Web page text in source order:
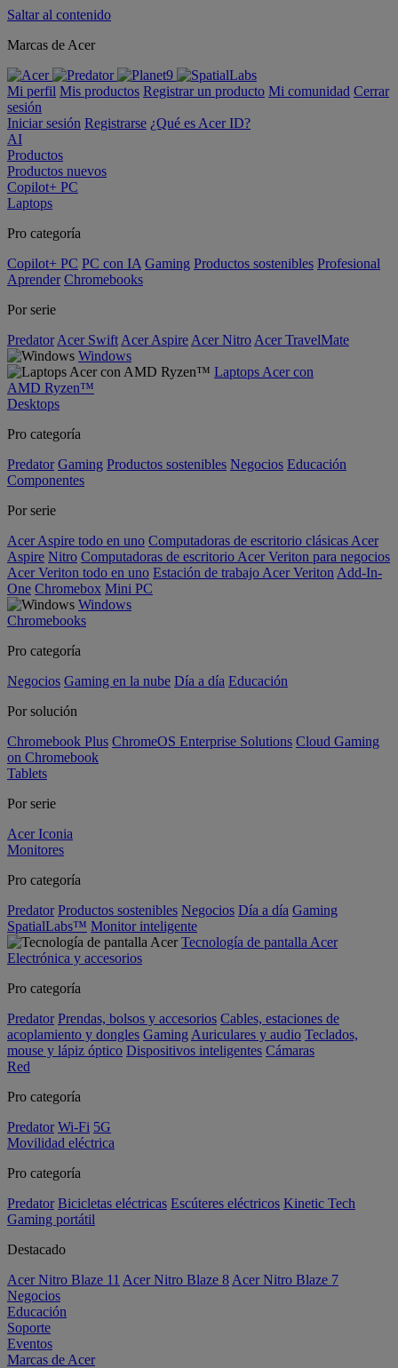
Saltar al contenido
Marcas de Acer
Mi perfil Mis productos Registrar un producto Mi comunidad Cerrar
sesión
Iniciar sesión Registrarse ¿Qué es Acer ID?
AI
Productos
Productos nuevos
Copilot+ PC
Laptops
Pro categoría
Copilot+ PC PC con IA Gaming Productos sostenibles Profesional
Aprender Chromebooks
Por serie
Predator Acer Swift Acer Aspire Acer Nitro Acer TravelMate
Windows
Laptops Acer con
AMD Ryzen™
Desktops
Pro categoría
Predator Gaming Productos sostenibles Negocios Educación
Componentes
Por serie
Acer Aspire todo en uno Computadoras de escritorio clásicas Acer
Aspire Nitro Computadoras de escritorio Acer Veriton para negocios
Acer Veriton todo en uno Estación de trabajo Acer Veriton Add-In-
One Chromebox Mini PC
Windows
Chromebooks
Pro categoría
Negocios Gaming en la nube Día a día Educación
Por solución
Chromebook Plus ChromeOS Enterprise Solutions Cloud Gaming
on Chromebook
Tablets
Por serie
Acer Iconia
Monitores
Pro categoría
Predator Productos sostenibles Negocios Día a día Gaming
SpatialLabs™ Monitor inteligente
Tecnología de pantalla Acer
Electrónica y accesorios
Pro categoría
Predator Prendas, bolsos y accesorios Cables, estaciones de
acoplamiento y dongles Gaming Auriculares y audio Teclados,
mouse y lápiz óptico Dispositivos inteligentes Cámaras
Red
Pro categoría
Predator Wi-Fi 5G
Movilidad eléctrica
Pro categoría
Predator Bicicletas eléctricas Escúteres eléctricos Kinetic Tech
Gaming portátil
Destacado
Acer Nitro Blaze 11 Acer Nitro Blaze 8 Acer Nitro Blaze 7
Negocios
Educación
Soporte
Eventos
Marcas de Acer